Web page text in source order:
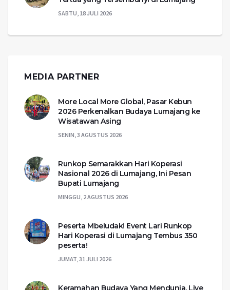
SABTU, 18 JULI 2026
MEDIA PARTNER
More Local More Global, Pasar Kebun
2026 Perkenalkan Budaya Lumajang ke
Wisatawan Asing
SENIN, 3 AGUSTUS 2026
Runkop Semarakkan Hari Koperasi
Nasional 2026 di Lumajang, Ini Pesan
Bupati Lumajang
MINGGU, 2 AGUSTUS 2026
Peserta Mbeludak! Event Lari Runkop
Hari Koperasi di Lumajang Tembus 350
peserta!
JUMAT, 31 JULI 2026
Keramahan Budaya Yang Mendunia, Live